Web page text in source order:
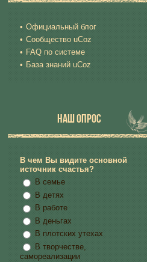
Официальный блог
Сообщество uCoz
FAQ по системе
База знаний uCoz
НАШ ОПРОС
В чем Вы видите основной
источник счастья?
В семье
В детях
В работе
В деньгах
В плотских утехах
В творчестве,
самореализации